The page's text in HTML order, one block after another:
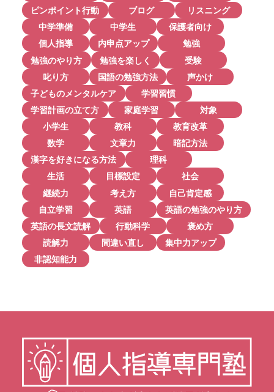
ピンポイント行動
ブログ
リスニング
中学準備
中学生
保護者向け
個人指導
内申点アップ
勉強
勉強のやり方
勉強を楽しく
受験
叱り方
国語の勉強方法
声かけ
子どものメンタルケア
学習習慣
学習計画の立て方
家庭学習
対象
小学生
教科
教育改革
数学
文章力
暗記方法
漢字を好きになる方法
理科
生活
目標設定
社会
継続力
考え方
自己肯定感
自立学習
英語
英語の勉強のやり方
英語の長文読解
行動科学
褒め方
読解力
間違い直し
集中力アップ
非認知能力